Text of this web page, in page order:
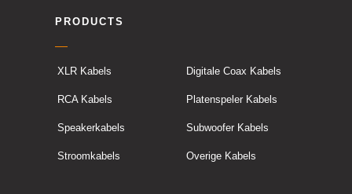
PRODUCTS
Digitale Coax Kabels
Platenspeler Kabels
Subwoofer Kabels
Overige Kabels
XLR Kabels
RCA Kabels
Speakerkabels
Stroomkabels